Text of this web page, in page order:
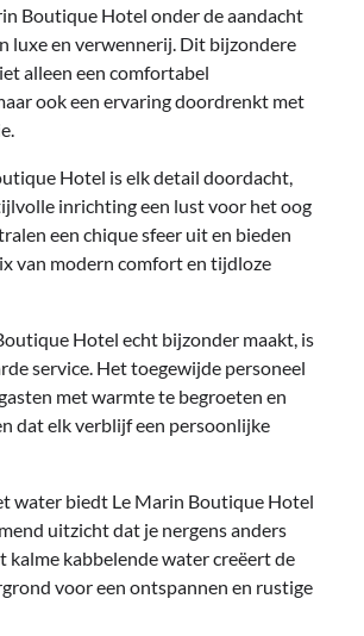
Boutique Hotel onder de aandacht
luxe en verwennerij. Dit bijzondere
alleen een comfortabel
ook een ervaring doordrenkt met
Hotel is elk detail doordacht,
inrichting een lust voor het oog
een chique sfeer uit en bieden
van modern comfort en tijdloze
Hotel echt bijzonder maakt, is
service. Het toegewijde personeel
met warmte te begroeten en
dat elk verblijf een persoonlijke
water biedt Le Marin Boutique Hotel
uitzicht dat je nergens anders
kalme kabbelende water creëert de
voor een ontspannen en rustige